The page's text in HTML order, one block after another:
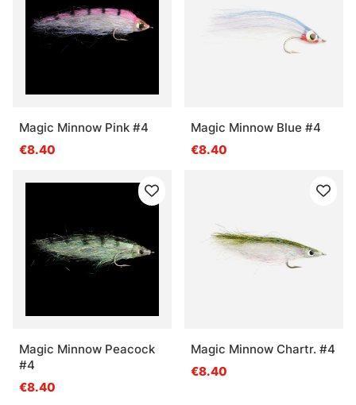
Magic Minnow Pink #4
€8.40
Magic Minnow Blue #4
€8.40
Magic Minnow Peacock
#4
€8.40
Magic Minnow Chartr. #4
€8.40